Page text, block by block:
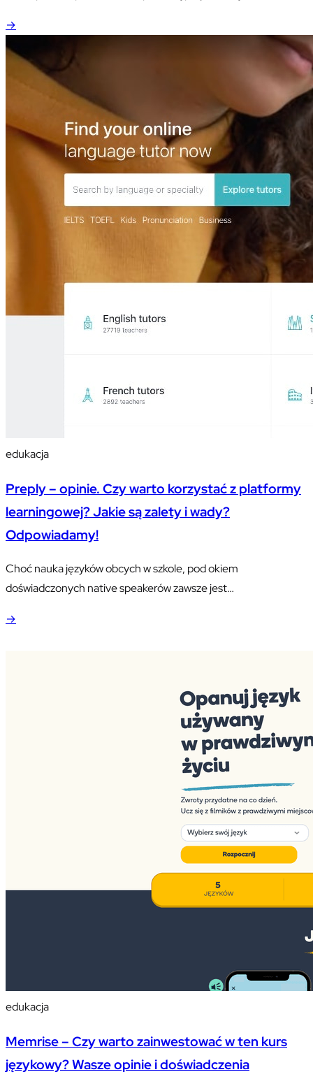
się poważną przeszkodą do korzystania z kursów, ale z pomocą
przychodzą specjalne aplikacje do nauki języków. Dzisiaj
przyjrzymy się kilku popularniejszym i sprawdzimy, co mogą
one zaoferować. Istnieje multum aplikacji…
→
edukacja
Preply – opinie. Czy warto korzystać z platformy
learningowej? Jakie są zalety i wady?
Odpowiadamy!
Choć nauka języków obcych w szkole, pod okiem
doświadczonych native speakerów zawsze jest
→
edukacja
Memrise – Czy warto zainwestować w ten kurs
językowy? Wasze opinie i doświadczenia